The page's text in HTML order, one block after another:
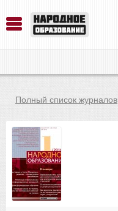
Полный список журналов